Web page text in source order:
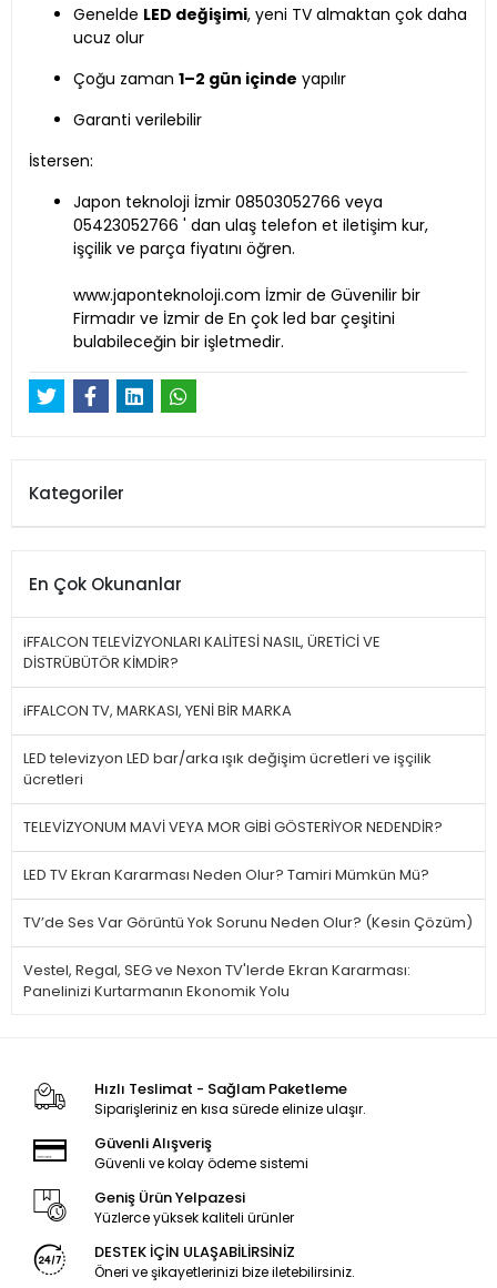
Genelde LED değişimi, yeni TV almaktan çok daha
ucuz olur
Çoğu zaman 1–2 gün içinde yapılır
Garanti verilebilir
İstersen:
Japon teknoloji İzmir 08503052766 veya
05423052766 ' dan ulaş telefon et iletişim kur,
işçilik ve parça fiyatını öğren.
www.japonteknoloji.com İzmir de Güvenilir bir
Firmadır ve İzmir de En çok led bar çeşitini
bulabileceğin bir işletmedir.
Kategoriler
En Çok Okunanlar
iFFALCON TELEVİZYONLARI KALİTESİ NASIL, ÜRETİCİ VE
DİSTRÜBÜTÖR KİMDİR?
iFFALCON TV, MARKASI, YENİ BİR MARKA
LED televizyon LED bar/arka ışık değişim ücretleri ve işçilik
ücretleri
TELEVİZYONUM MAVİ VEYA MOR GİBİ GÖSTERİYOR NEDENDİR?
LED TV Ekran Kararması Neden Olur? Tamiri Mümkün Mü?
TV’de Ses Var Görüntü Yok Sorunu Neden Olur? (Kesin Çözüm)
Vestel, Regal, SEG ve Nexon TV'lerde Ekran Kararması:
Panelinizi Kurtarmanın Ekonomik Yolu
Hızlı Teslimat - Sağlam Paketleme
Siparişleriniz en kısa sürede elinize ulaşır.
Güvenli Alışveriş
Güvenli ve kolay ödeme sistemi
Geniş Ürün Yelpazesi
Yüzlerce yüksek kaliteli ürünler
DESTEK İÇİN ULAŞABİLİRSİNİZ
Öneri ve şikayetlerinizi bize iletebilirsiniz.